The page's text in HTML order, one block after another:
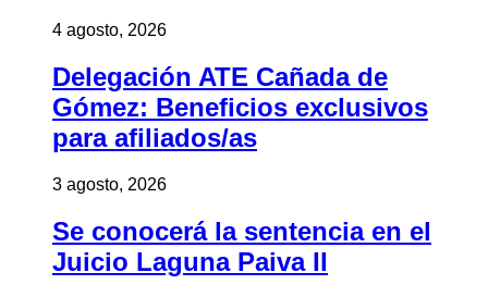
4 agosto, 2026
Delegación ATE Cañada de
Gómez: Beneficios exclusivos
para afiliados/as
3 agosto, 2026
Se conocerá la sentencia en el
Juicio Laguna Paiva II